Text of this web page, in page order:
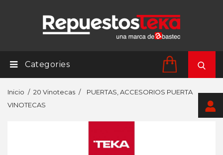
Categories
Inicio 20 Vinotecas
PUERTAS, ACCESORIOS PUERTA
VINOTECAS